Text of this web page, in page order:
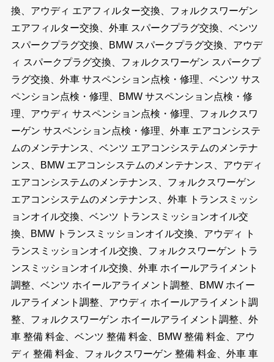
換、アウディ エアフィルター交換、フォルクスワーゲン
エアフィルター交換、外車 スパークプラグ交換、ベンツ
スパークプラグ交換、BMW スパークプラグ交換、アウデ
ィ スパークプラグ交換、フォルクスワーゲン スパークプ
ラグ交換、外車 サスペンション点検・修理、ベンツ サス
ペンション点検・修理、BMW サスペンション点検・修
理、アウディ サスペンション点検・修理、フォルクスワ
ーゲン サスペンション点検・修理、外車 エアコンシステ
ムのメンテナンス、ベンツ エアコンシステムのメンテナ
ンス、BMW エアコンシステムのメンテナンス、アウディ
エアコンシステムのメンテナンス、フォルクスワーゲン
エアコンシステムのメンテナンス、外車 トランスミッシ
ョンオイル交換、ベンツ トランスミッションオイル交
換、BMW トランスミッションオイル交換、アウディ ト
ランスミッションオイル交換、フォルクスワーゲン トラ
ンスミッションオイル交換、外車 ホイールアライメント
調整、ベンツ ホイールアライメント調整、BMW ホイー
ルアライメント調整、アウディ ホイールアライメント調
整、フォルクスワーゲン ホイールアライメント調整、外
車 整備 料金、ベンツ 整備 料金、BMW 整備 料金、アウ
ディ 整備 料金、フォルクスワーゲン 整備 料金、外車 車